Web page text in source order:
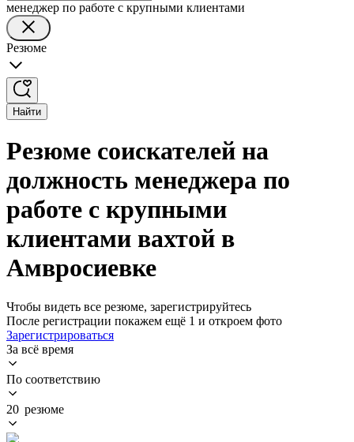
менеджер по работе с крупными клиентами
Резюме
Найти
Резюме соискателей на
должность менеджера по
работе с крупными
клиентами вахтой в
Амвросиевке
Чтобы видеть все резюме, зарегистрируйтесь
После регистрации покажем ещё 1 и откроем фото
Зарегистрироваться
За всё время
По соответствию
20 резюме